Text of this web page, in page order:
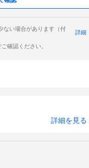
ない場合があります（付
詳細
確認ください。
詳細を見る